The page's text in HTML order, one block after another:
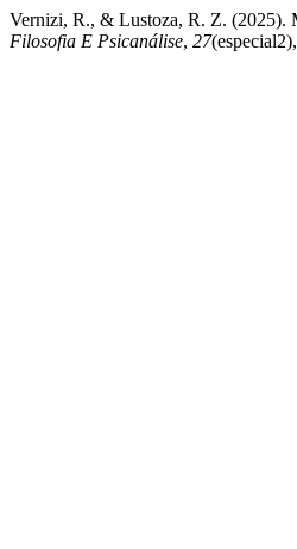
Vernizi, R., & Lustoza, R. Z. (2025).
Filosofia E Psicanálise, 27